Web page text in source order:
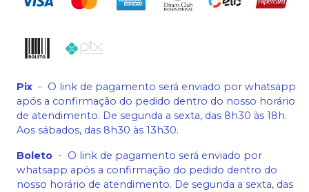
Pix - O link de pagamento será enviado por whatsapp
após a confirmação do pedido dentro do nosso horário
de atendimento. De segunda a sexta, das 8h30 às 18h.
Aos sábados, das 8h30 às 13h30.
Boleto - O link de pagamento será enviado por
whatsapp após a confirmação do pedido dentro do
nosso horário de atendimento. De segunda a sexta, das